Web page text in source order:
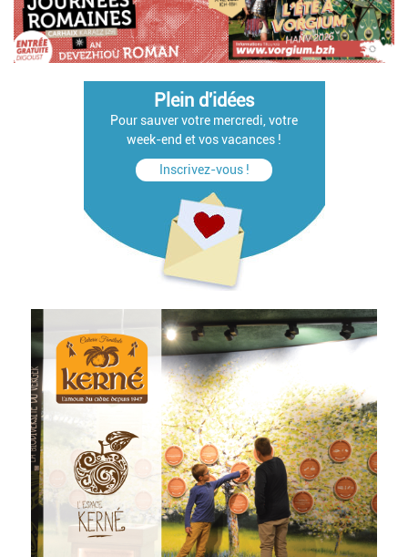
Plein d'idées
Pour sauver votre mercredi, votre
week-end et vos vacances !
Inscrivez-vous !